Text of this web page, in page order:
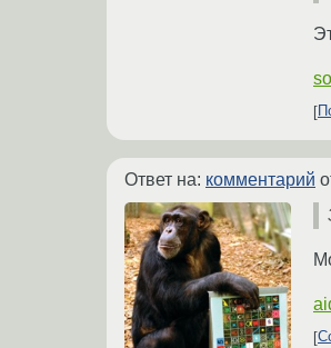
Ответ на: комментарий